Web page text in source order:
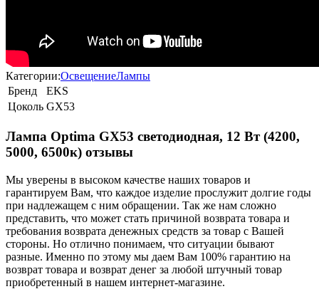
Категории:ОсвещениеЛампы
Бренд
EKS
Цоколь GX53
Лампа Optima GX53 светодиодная, 12 Вт (4200,
5000, 6500к) отзывы
Мы уверены в высоком качестве наших товаров и
гарантируем Вам, что каждое изделие прослужит долгие годы
при надлежащем с ним обращении. Так же нам сложно
представить, что может стать причиной возврата товара и
требования возврата денежных средств за товар с Вашей
стороны. Но отлично понимаем, что ситуации бывают
разные. Именно по этому мы даем Вам 100% гарантию на
возврат товара и возврат денег за любой штучный товар
приобретенный в нашем интернет-магазине.